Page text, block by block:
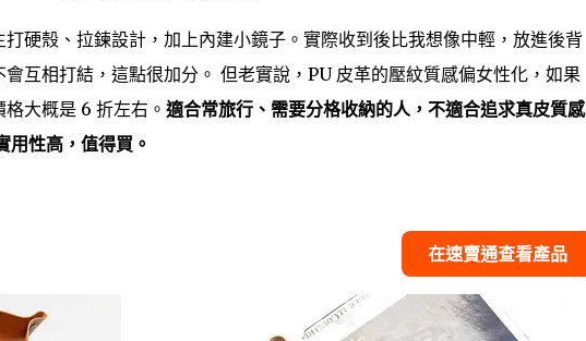
硬殼、拉鍊設計，加上內建小鏡子。實際收到後比我想像中輕，放進後背
互相打結，這點很加分。 但老實說，PU 皮革的壓紋質感偏女性化，如果
大概是 6 折左右。 適合常旅行、需要分格收納的人，不適合追求真皮質感
用性高，值得買。
在速賣通查看產品